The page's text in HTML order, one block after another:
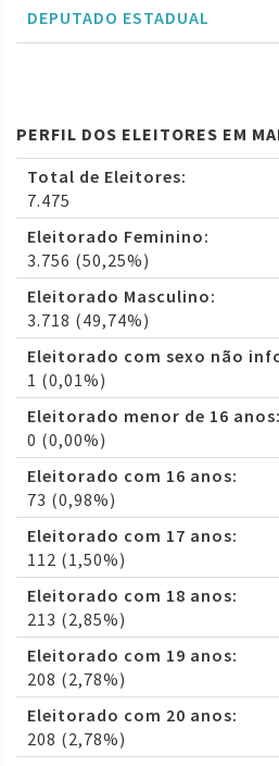
DEPUTADO ESTADUAL
PERFIL DOS ELEITORES EM
Total de Eleitores:
7.475
Eleitorado Feminino:
3.756 (50,25%)
Eleitorado Masculino:
3.718 (49,74%)
Eleitorado com sexo não
1 (0,01%)
Eleitorado menor de 16 anos:
0 (0,00%)
Eleitorado com 16 anos:
73 (0,98%)
Eleitorado com 17 anos:
112 (1,50%)
Eleitorado com 18 anos:
213 (2,85%)
Eleitorado com 19 anos:
208 (2,78%)
Eleitorado com 20 anos:
208 (2,78%)